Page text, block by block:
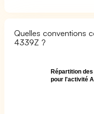
Quelles conventions
4339Z ?
Répartition
pour l'activité